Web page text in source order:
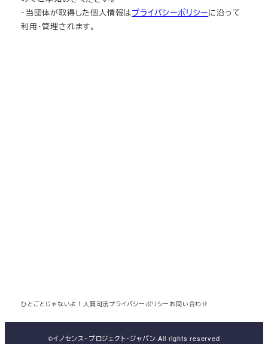
・当団体が取得した個人情報はプライバシーポリシーに沿って
利用・管理されます。
ひとごとじゃないよ！人質司法プライバシーポリシーお問い合わせ
©️イノセンス・プロジェクト・ジャパン.All rights reserved